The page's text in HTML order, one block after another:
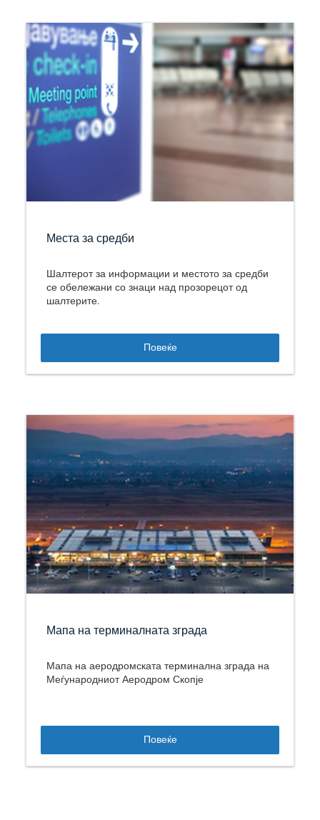
Места за средби
Шалтерот за информации и местото за средби
се обележани со знаци над прозорецот од
шалтерите.
Повеќе
Мапа на терминалната зграда
Мапа на аеродромската терминална зграда на
Меѓународниот Аеродром Скопје
Повеќе